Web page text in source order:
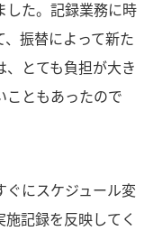
した。記録業務に時
振替によって新た
、とても負担が大き
こともあったので
ぐにスケジュール変
記録を反映してく